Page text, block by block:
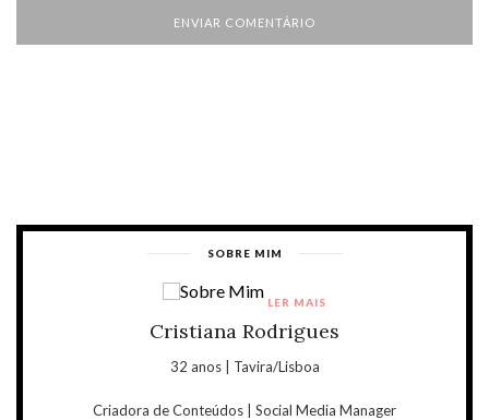
SOBRE MIM
Cristiana Rodrigues
32 anos | Tavira/Lisboa
Criadora de Conteúdos | Social Media Manager
LER MAIS